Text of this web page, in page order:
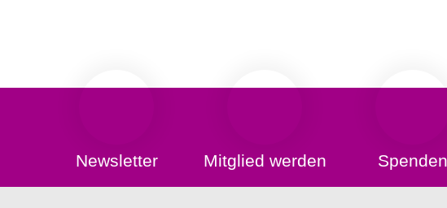
Newsletter Mitglied werden Spenden